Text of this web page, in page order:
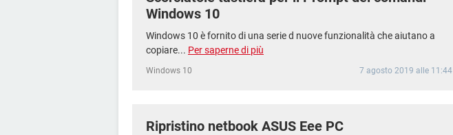
Windows 10
Windows 10 è fornito di una serie d nuove funzionalità che aiutano a
copiare... Per saperne di più
Windows 10 7 agosto 2019 alle 11:44
Ripristino netbook ASUS Eee PC